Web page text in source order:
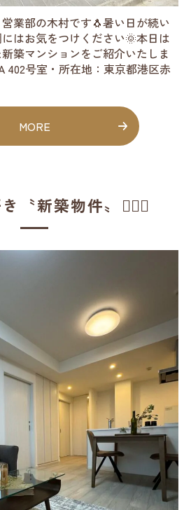
業部の木村です🐧暑い日が続い
はお気をつけください🌞本日は
築マンションをご紹介いたしま
402号室・所在地：東京都港区赤
MORE
〝新築物件〟💁🏻‍♂️